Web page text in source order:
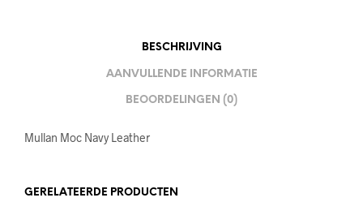
BESCHRIJVING
AANVULLENDE INFORMATIE
BEOORDELINGEN (0)
Mullan Moc Navy Leather
GERELATEERDE PRODUCTEN